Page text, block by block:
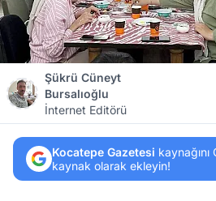
Şükrü Cüneyt
Bursalıoğlu
İnternet Editörü
Kocatepe Gazetesi
kaynak olarak ekleyin!